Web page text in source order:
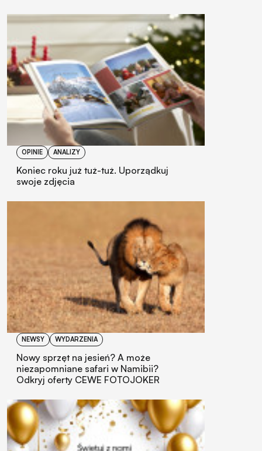
OPINIE ANALIZY
Koniec roku już tuż-tuż. Uporządkuj
swoje zdjęcia
NEWSY WYDARZENIA
Nowy sprzęt na jesień? A może
niezapomniane safari w Namibii?
Odkryj oferty CEWE FOTOJOKER